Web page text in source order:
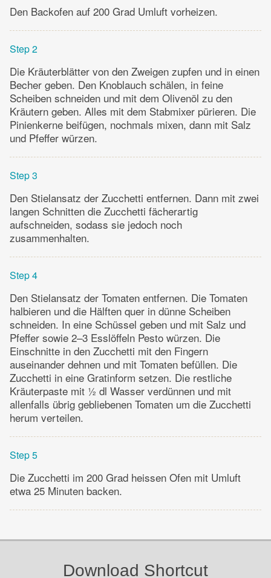
Den Backofen auf 200 Grad Umluft vorheizen.
Step 2
Die Kräuterblätter von den Zweigen zupfen und in einen
Becher geben. Den Knoblauch schälen, in feine
Scheiben schneiden und mit dem Olivenöl zu den
Kräutern geben. Alles mit dem Stabmixer pürieren. Die
Pinienkerne beifügen, nochmals mixen, dann mit Salz
und Pfeffer würzen.
Step 3
Den Stielansatz der Zucchetti entfernen. Dann mit zwei
langen Schnitten die Zucchetti fächerartig
aufschneiden, sodass sie jedoch noch
zusammenhalten.
Step 4
Den Stielansatz der Tomaten entfernen. Die Tomaten
halbieren und die Hälften quer in dünne Scheiben
schneiden. In eine Schüssel geben und mit Salz und
Pfeffer sowie 2–3 Esslöffeln Pesto würzen. Die
Einschnitte in den Zucchetti mit den Fingern
auseinander dehnen und mit Tomaten befüllen. Die
Zucchetti in eine Gratinform setzen. Die restliche
Kräuterpaste mit ½ dl Wasser verdünnen und mit
allenfalls übrig gebliebenen Tomaten um die Zucchetti
herum verteilen.
Step 5
Die Zucchetti im 200 Grad heissen Ofen mit Umluft
etwa 25 Minuten backen.
Download Shortcut